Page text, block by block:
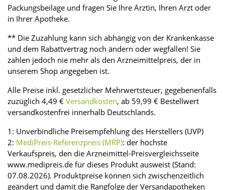
Packungsbeilage und fragen Sie Ihre Ärztin, Ihren Arzt oder
in Ihrer Apotheke.
** Die Zuzahlung kann sich abhängig von der Krankenkasse
und dem Rabattvertrag noch ändern oder wegfallen! Sie
zahlen jedoch nie mehr als den Arzneimittelpreis, der in
unserem Shop angegeben ist.
Alle Preise inkl. gesetzlicher Mehrwertsteuer, gegebenenfalls
zuzüglich 4,49 € Versandkosten, ab 59,99 € Bestellwert
versandkostenfrei innerhalb Deutschlands.
1: Unverbindliche Preisempfehlung des Herstellers (UVP)
2: MediPreis-Referenzpreis (MRP): der höchste
Verkaufspreis, den die Arzneimittel-Preisvergleichsseite
www.medipreis.de für dieses Produkt ausweist (Stand:
07.08.2026). Produktpreise können sich zwischenzeitlich
geändert und damit die Rangfolge der Versandapotheken